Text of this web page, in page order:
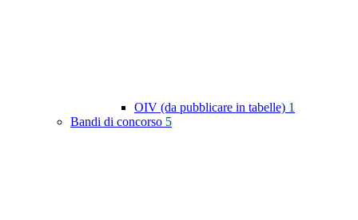
OIV (da pubblicare in tabelle) 1
Bandi di concorso 5